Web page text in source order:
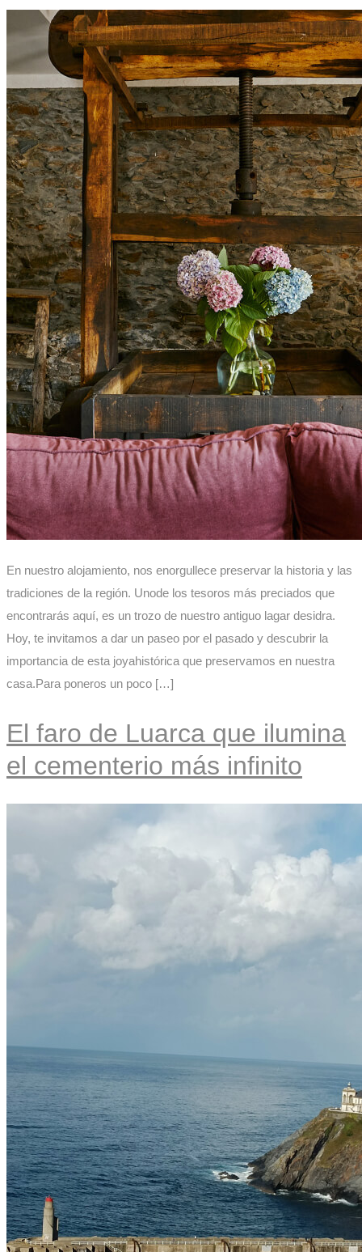
En nuestro alojamiento, nos enorgullece preservar la historia y las
tradiciones de la región. Unode los tesoros más preciados que
encontrarás aquí, es un trozo de nuestro antiguo lagar desidra.
Hoy, te invitamos a dar un paseo por el pasado y descubrir la
importancia de esta joyahistórica que preservamos en nuestra
casa.Para poneros un poco […]
El faro de Luarca que ilumina
el cementerio más infinito